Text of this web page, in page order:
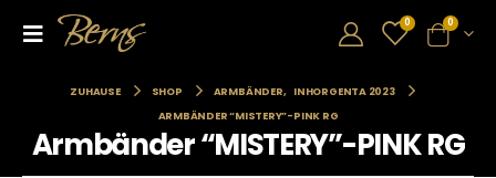
0 0
ZUHAUSE SHOP ARMBÄNDER,
INHORGENTA 2023
ARMBÄNDER “MISTERY”-PINK RG
Armbänder “MISTERY”-PINK RG